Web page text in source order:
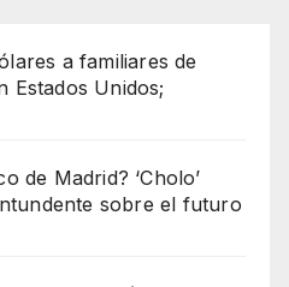
a familiares de
Estados Unidos;
de Madrid? ‘Cholo’
sobre el futuro